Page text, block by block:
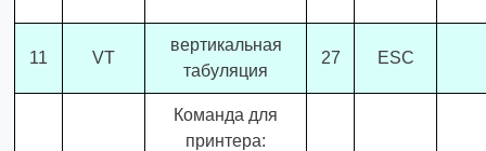
11 VT
вертикальная
табуляция
27 ESC
Команда для
принтера: